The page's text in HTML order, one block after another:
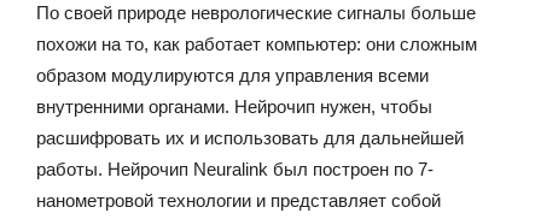
По своей природе неврологические сигналы больше
похожи на то, как работает компьютер: они сложным
образом модулируются для управления всеми
внутренними органами. Нейрочип нужен, чтобы
расшифровать их и использовать для дальнейшей
работы. Нейрочип Neuralink был построен по 7-
нанометровой технологии и представляет собой